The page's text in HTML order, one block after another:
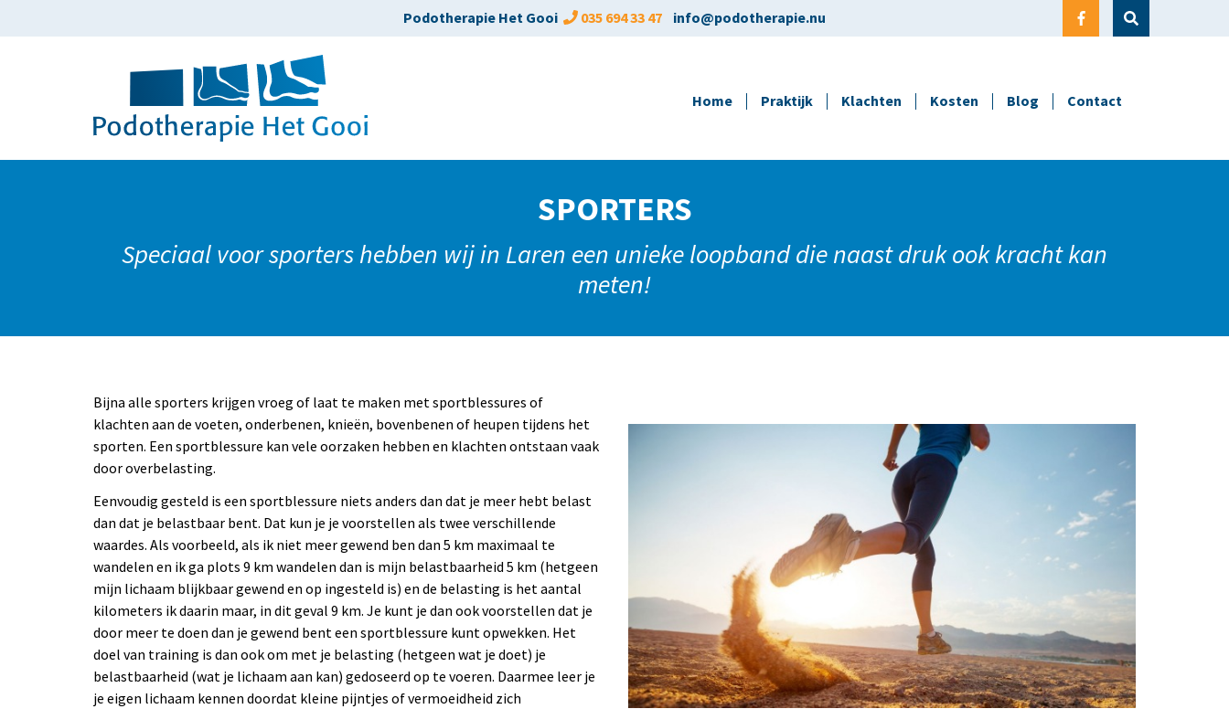
Overslaan
en
Podotherapie Het Gooi 035 694 33 47 info@podotherapie.nu
Home Praktijk Klachten Kosten Blog Contact
SPORTERS
Speciaal voor sporters hebben wij in Laren een unieke loopband die naast druk ook kracht kan
meten!
Bijna alle sporters krijgen vroeg of laat te maken met sportblessures of
klachten aan de voeten, onderbenen, knieën, bovenbenen of heupen tijdens het
sporten. Een sportblessure kan vele oorzaken hebben en klachten ontstaan vaak
door overbelasting.
Eenvoudig gesteld is een sportblessure niets anders dan dat je meer hebt belast
dan dat je belastbaar bent. Dat kun je je voorstellen als twee verschillende
waardes. Als voorbeeld, als ik niet meer gewend ben dan 5 km maximaal te
wandelen en ik ga plots 9 km wandelen dan is mijn belastbaarheid 5 km (hetgeen
mijn lichaam blijkbaar gewend en op ingesteld is) en de belasting is het aantal
kilometers ik daarin maar, in dit geval 9 km. Je kunt je dan ook voorstellen dat je
door meer te doen dan je gewend bent een sportblessure kunt opwekken. Het
doel van training is dan ook om met je belasting (hetgeen wat je doet) je
belastbaarheid (wat je lichaam aan kan) gedoseerd op te voeren. Daarmee leer je
je eigen lichaam kennen doordat kleine pijntjes of vermoeidheid zich